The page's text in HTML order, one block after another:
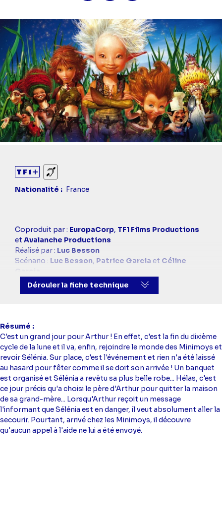
Sourds et malentendants
Nationalité
France
Casting
simba
Coproduit par : EuropaCorp, TF1 Films Productions
et Avalanche Productions
Réalisé par : Luc Besson
Scénario : Luc Besson, Patrice Garcia et Céline
Avec : Freddie Highmore(Arthur), Penny Balfour
Robert Stanton
Dérouler la fiche technique
Résumé
C'est un grand jour pour Arthur ! En effet, c'est la fin du dixième
cycle de la lune et il va, enfin, rejoindre le monde des Minimoys et
revoir Sélénia. Sur place, c'est l'événement et rien n'a été laissé
au hasard pour fêter comme il se doit son arrivée ! Un banquet
est organisé et Sélénia a revêtu sa plus belle robe... Hélas, c'est
ce jour précis qu'a choisi le père d'Arthur pour quitter la maison
de sa grand-mère... Lorsqu'Arthur reçoit un message
l'informant que Sélénia est en danger, il veut absolument aller la
secourir. Pourtant, arrivé chez les Minimoys, il découvre
qu'aucun appel à l'aide ne lui a été envoyé.